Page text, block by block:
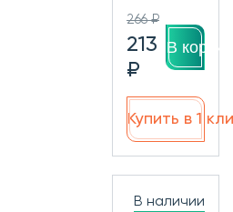
266 ₽
213
₽
В
Купить в 1
В наличии